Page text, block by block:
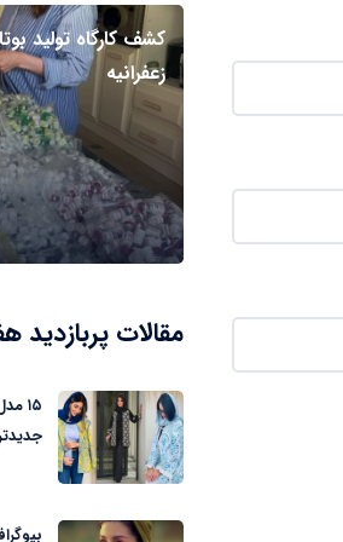
کشف کارگاه تولید
زعفرانیه
مقالات پربازدید